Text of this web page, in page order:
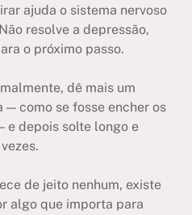
ajuda o sistema nervoso
resolve a depressão,
o próximo passo.
dê mais um
como se fosse encher os
e depois solte longo e
de jeito nenhum, existe
algo que importa para